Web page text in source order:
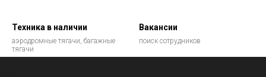
Техника в наличии
аэродромные тягачи, багажные
тягачи
Вакансии
поиск сотрудников